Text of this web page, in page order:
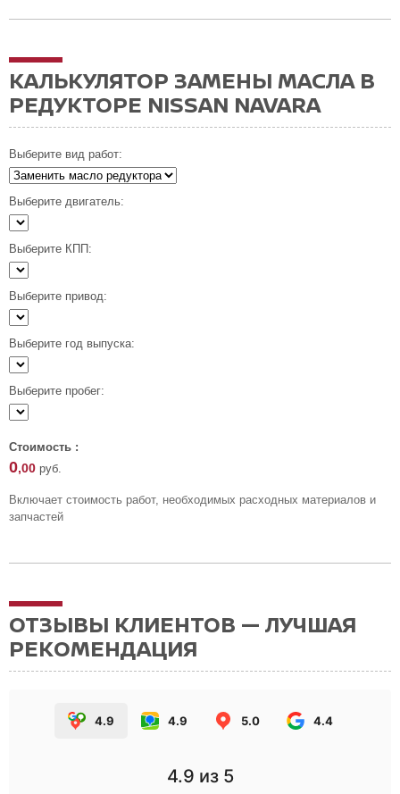
КАЛЬКУЛЯТОР ЗАМЕНЫ МАСЛА В
РЕДУКТОРЕ NISSAN NAVARA
Выберите вид работ:
Выберите двигатель:
Выберите КПП:
Выберите привод:
Выберите год выпуска:
Выберите пробег:
Стоимость :
0,00 руб.
Включает стоимость работ, необходимых расходных материалов и
запчастей
ОТЗЫВЫ КЛИЕНТОВ — ЛУЧШАЯ
РЕКОМЕНДАЦИЯ
4.9 4.9 5.0 4.4
4.9 из 5